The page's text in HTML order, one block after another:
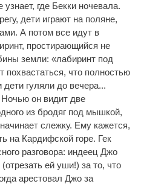
где Бекки ночевала.
дети играют на поляне,
А потом все идут в
простирающийся не
земли: «лабиринт под
похвастаться, что полностью
гуляли до вечера...
он видит две
из бродяг под мышкой,
слежку. Ему кажется,
на Кардифской горе. Гек
разговора: индеец Джо
ей уши!) за то, что
арестовал Джо за